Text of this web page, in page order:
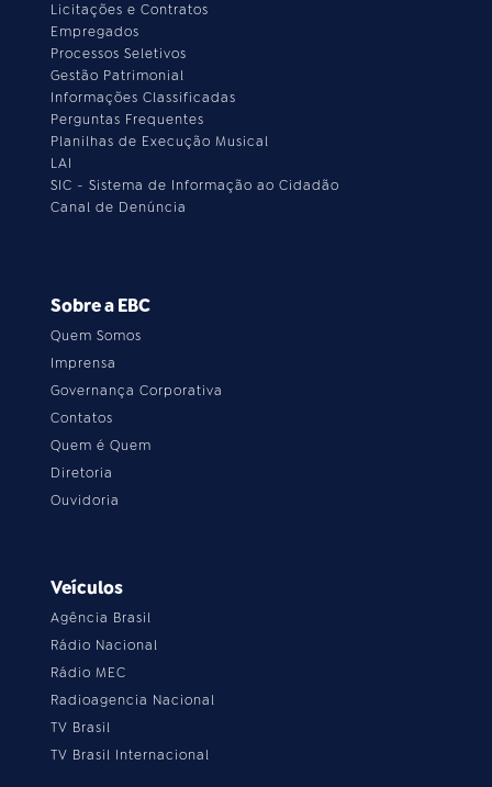
Licitações e Contratos
Empregados
Processos Seletivos
Gestão Patrimonial
Informações Classificadas
Perguntas Frequentes
Planilhas de Execução Musical
LAI
SIC - Sistema de Informação ao Cidadão
Canal de Denúncia
Sobre a EBC
Quem Somos
Imprensa
Governança Corporativa
Contatos
Quem é Quem
Diretoria
Ouvidoria
Veículos
Agência Brasil
Rádio Nacional
Rádio MEC
Radioagencia Nacional
TV Brasil
TV Brasil Internacional